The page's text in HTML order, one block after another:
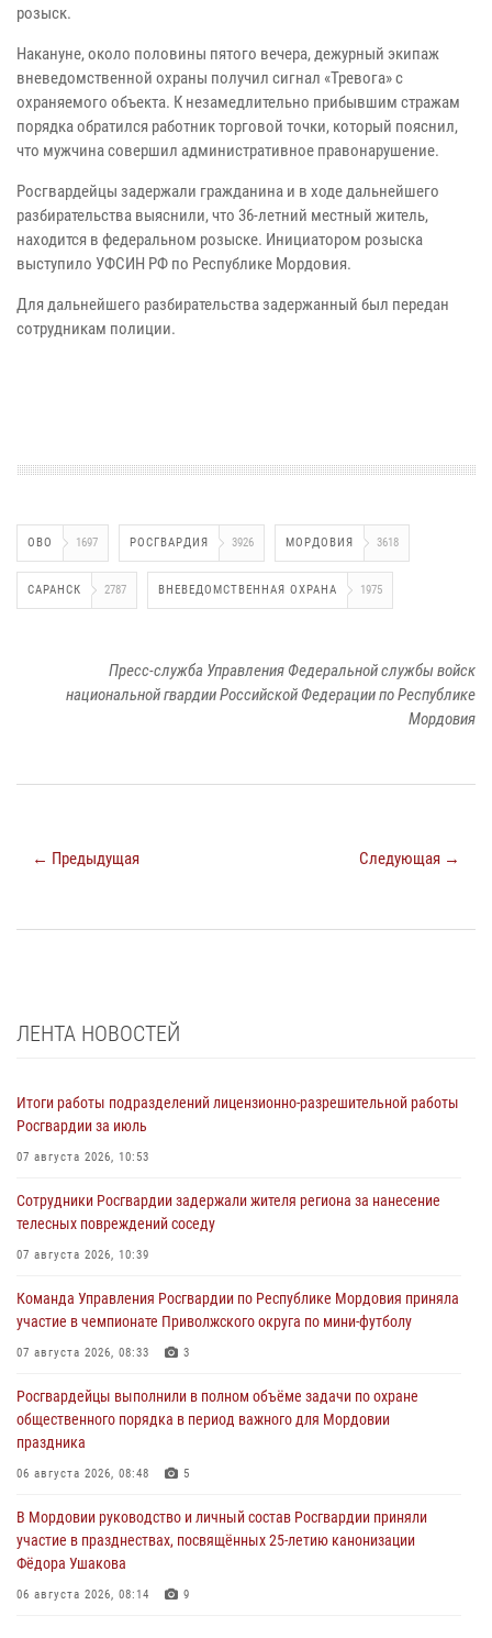
розыск.
Накануне, около половины пятого вечера, дежурный экипаж
вневедомственной охраны получил сигнал «Тревога» с
охраняемого объекта. К незамедлительно прибывшим стражам
порядка обратился работник торговой точки, который пояснил,
что мужчина совершил административное правонарушение.
Росгвардейцы задержали гражданина и в ходе дальнейшего
разбирательства выяснили, что 36-летний местный житель,
находится в федеральном розыске. Инициатором розыска
выступило УФСИН РФ по Республике Мордовия.
Для дальнейшего разбирательства задержанный был передан
сотрудникам полиции.
ОВО 1697 РОСГВАРДИЯ 3926 МОРДОВИЯ 3618
САРАНСК 2787 ВНЕВЕДОМСТВЕННАЯ ОХРАНА 1975
Пресс-служба Управления Федеральной службы войск
национальной гвардии Российской Федерации по Республике
Мордовия
← Предыдущая Следующая →
ЛЕНТА НОВОСТЕЙ
Итоги работы подразделений лицензионно-разрешительной работы
Росгвардии за июль
07 августа 2026, 10:53
Сотрудники Росгвардии задержали жителя региона за нанесение
телесных повреждений соседу
07 августа 2026, 10:39
Команда Управления Росгвардии по Республике Мордовия приняла
участие в чемпионате Приволжского округа по мини-футболу
07 августа 2026, 08:33 3
Росгвардейцы выполнили в полном объёме задачи по охране
общественного порядка в период важного для Мордовии
праздника
06 августа 2026, 08:48 5
В Мордовии руководство и личный состав Росгвардии приняли
участие в празднествах, посвящённых 25-летию канонизации
Фёдора Ушакова
06 августа 2026, 08:14 9